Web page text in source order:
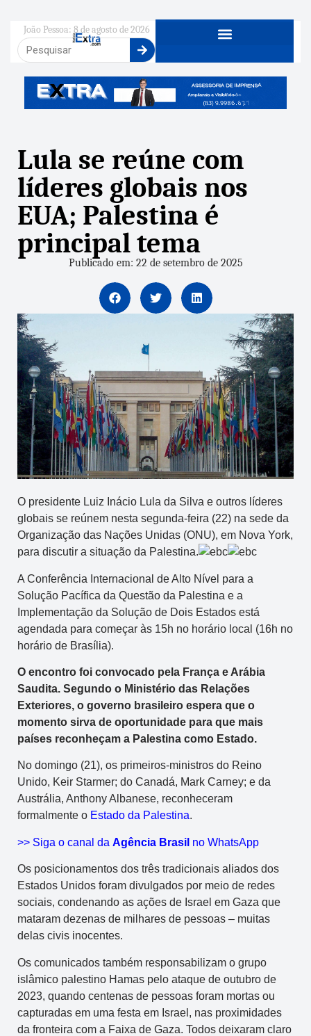
João Pessoa: 8 de agosto de 2026
Lula se reúne com
líderes globais nos
EUA; Palestina é
principal tema
Publicado em: 22 de setembro de 2025
O presidente Luiz Inácio Lula da Silva e outros líderes
globais se reúnem nesta segunda-feira (22) na sede da
Organização das Nações Unidas (ONU), em Nova York,
para discutir a situação da Palestina.
A Conferência Internacional de Alto Nível para a
Solução Pacífica da Questão da Palestina e a
Implementação da Solução de Dois Estados está
agendada para começar às 15h no horário local (16h no
horário de Brasília).
O encontro foi convocado pela França e Arábia
Saudita. Segundo o Ministério das Relações
Exteriores, o governo brasileiro espera que o
momento sirva de oportunidade para que mais
países reconheçam a Palestina como Estado.
No domingo (21), os primeiros-ministros do Reino
Unido, Keir Starmer; do Canadá, Mark Carney; e da
Austrália, Anthony Albanese, reconheceram
formalmente o Estado da Palestina.
>> Siga o canal da Agência Brasil no WhatsApp
Os posicionamentos dos três tradicionais aliados dos
Estados Unidos foram divulgados por meio de redes
sociais, condenando as ações de Israel em Gaza que
mataram dezenas de milhares de pessoas – muitas
delas civis inocentes.
Os comunicados também responsabilizam o grupo
islâmico palestino Hamas pelo ataque de outubro de
2023, quando centenas de pessoas foram mortas ou
capturadas em uma festa em Israel, nas proximidades
da fronteira com a Faixa de Gaza. Todos deixaram claro